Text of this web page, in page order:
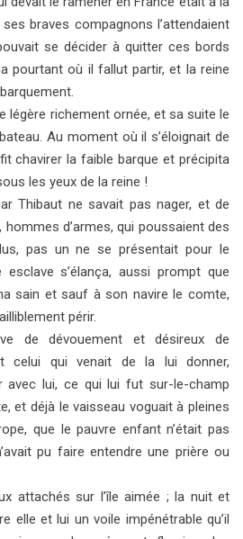
braves compagnons l’attendaient
se décider à quitter ces bords
pourtant où il fallut partir, et la reine
légère richement ornée, et sa suite le
Au moment où il s’éloignait de
chavirer la faible barque et précipita
les yeux de la reine !
Thibaut ne savait pas nager, et de
d’armes, qui poussaient des
pas un ne se présentait pour le
esclave s’élança, aussi prompt que
sain et sauf à son navire le comte,
périr.
de dévouement et désireux de
celui qui venait de la lui donner,
avec lui, ce qui lui fut sur-le-champ
et déjà le vaisseau voguait à pleines
que le pauvre enfant n’était pas
pu faire entendre une prière ou
attachés sur l’île aimée ; la nuit et
elle et lui un voile impénétrable qu’il